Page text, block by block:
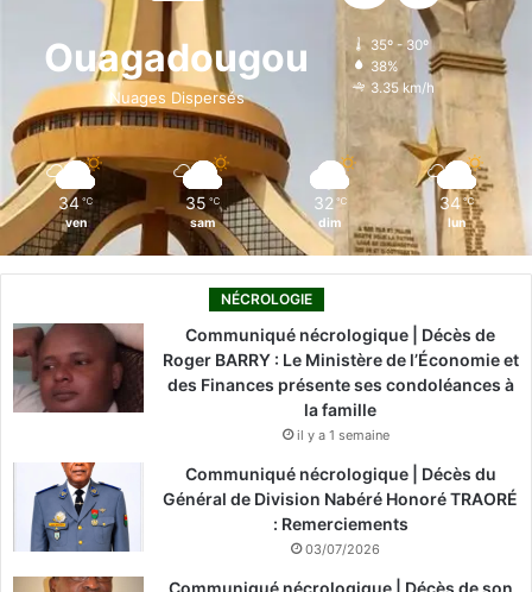
o
k
i
n
g
r
k
Ouagadougou
Nuages Dispersés
35º - 30º
38%
3.35 km/h
34 ℃
ven
35 ℃
sam
32 ℃
dim
34 ℃
lun
NÉCROLOGIE
Communiqué nécrologique | Décès de
Roger BARRY : Le Ministère de l’Économie et
des Finances présente ses condoléances à
la famille
il y a 1 semaine
Communiqué nécrologique | Décès du
Général de Division Nabéré Honoré TRAORÉ
: Remerciements
03/07/2026